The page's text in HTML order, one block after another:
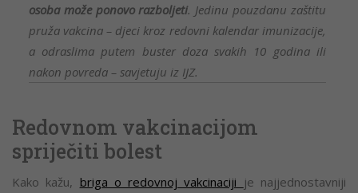
osoba može ponovo razboljeti. Jedinu pouzdanu zaštitu
pruža vakcina – djeci kroz redovni kalendar imunizacije,
a odraslima putem buster doza svakih 10 godina ili
nakon povreda – savjetuju iz IJZ.
Redovnom vakcinacijom
spriječiti bolest
Kako kažu, briga o redovnoj vakcinaciji je najjednostavniji